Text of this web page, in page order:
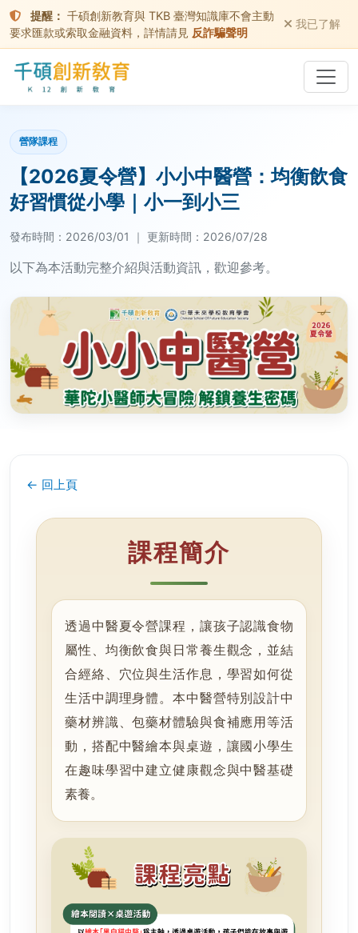
提醒： 千碩創新教育與 TKB 臺灣知識庫不會主動
要求匯款或索取金融資料，詳情請見 反詐騙聲明
我已了解
營隊課程
【2026夏令營】小小中醫營：均衡飲食
好習慣從小學｜小一到小三
發布時間： 2026/03/01 ｜ 更新時間： 2026/07/28
以下為本活動完整介紹與活動資訊，歡迎參考。
← 回上頁
課程簡介
透過中醫夏令營課程，讓孩子認識食物
屬性、均衡飲食與日常養生觀念，並結
合經絡、穴位與生活作息，學習如何從
生活中調理身體。本中醫營特別設計中
藥材辨識、包藥材體驗與食補應用等活
動，搭配中醫繪本與桌遊，讓國小學生
在趣味學習中建立健康觀念與中醫基礎
素養。